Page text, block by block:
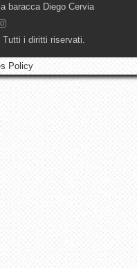
baracca Diego Cervia
i diritti riservati.
Policy